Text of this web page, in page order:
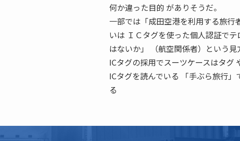
何か違った目的 がありそうだ。
一部では「成田空港を利用する旅行
いは ＩＣタグを使った個人認証で
はないか」 （航空関係者）という見
ICタグの採用でスーツケースはタグ
ICタグを読んでいる 「手ぶら旅行
る